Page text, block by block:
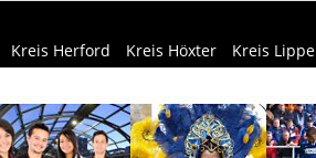
Kreis Herford Kreis Höxter Kreis Lippe